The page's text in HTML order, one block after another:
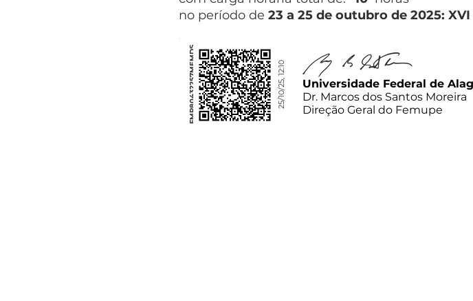
no período de 23 a 25 de outubro de 2025:
FMP80432257MEMDS 25/10/25, 12:10
Universidade Federal de
Dr. Marcos dos Santos Moreira
Direção Geral do Femupe